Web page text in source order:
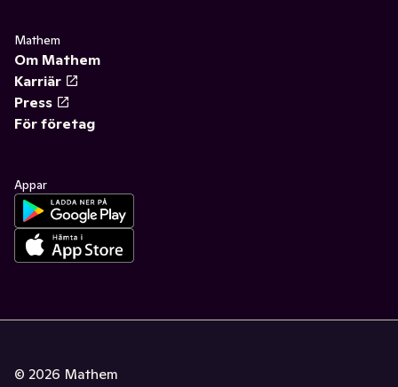
Mathem
Om Mathem
Karriär
Press
För företag
Appar
© 2026 Mathem